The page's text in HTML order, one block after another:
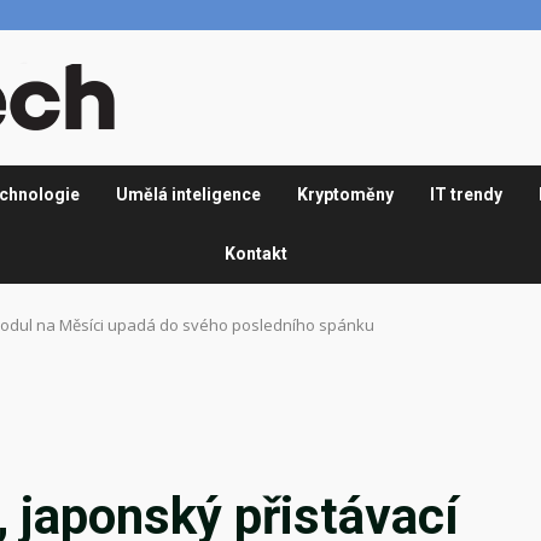
Umělá inteligence Kryptoměny IT trendy
Kontakt
na Měsíci upadá do svého posledního spánku
japonský přistávací